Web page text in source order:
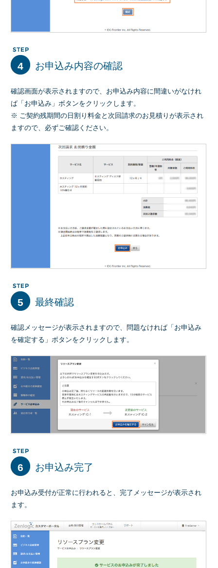
4 お申込み内容の確認
確認画面が表示されますので、お申込み内容に間違いがなけれ
ば「お申込み」ボタンをクリックします。
※ ご契約残期間の日割り料金と次回請求のお見積りが表示され
ますので、必ずご確認ください。
5 最終確認
確認メッセージが表示されますので、問題なければ「お申込み
を確定する」ボタンをクリックします。
6 お申込み完了
お申込み受付が正常に行われると、完了メッセージが表示され
ます。